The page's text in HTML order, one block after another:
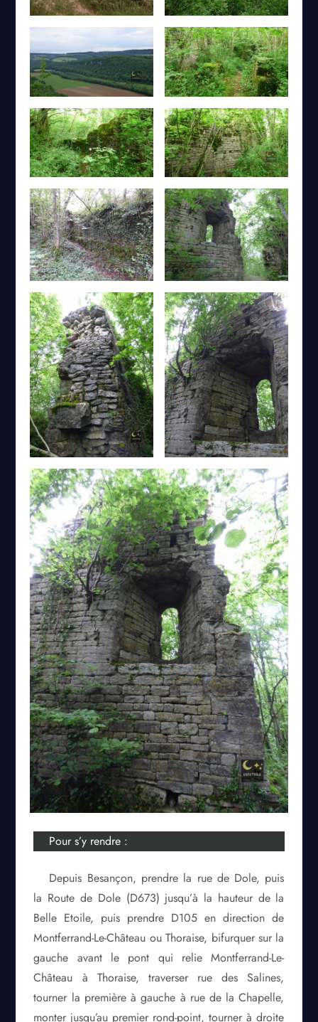
Pour s’y rendre :
Depuis Besançon, prendre la rue de Dole, puis
la Route de Dole (D673) jusqu’à la hauteur de la
Belle Etoile, puis prendre D105 en direction de
Montferrand-Le-Château ou Thoraise, bifurquer sur la
gauche avant le pont qui relie Montferrand-Le-
Château à Thoraise, traverser rue des Salines,
tourner la première à gauche à rue de la Chapelle,
monter jusqu’au premier rond-point, tourner à droite